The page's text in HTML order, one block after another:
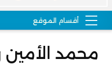
محمد الأمين